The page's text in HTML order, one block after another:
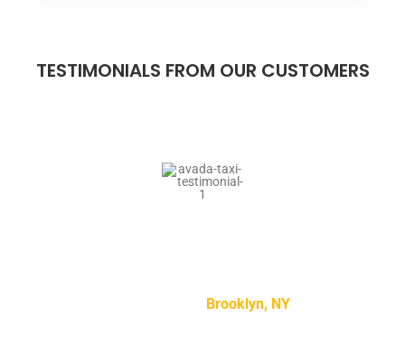
TESTIMONIALS FROM OUR CUSTOMERS
Brooklyn, NY